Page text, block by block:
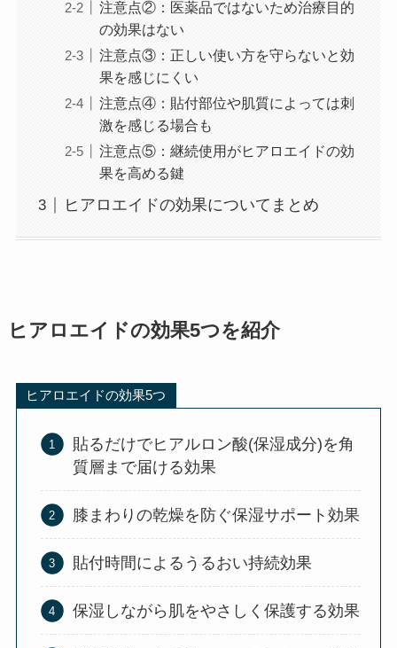
注意点②：医薬品ではないため治療目的
の効果はない
注意点③：正しい使い方を守らないと効
果を感じにくい
注意点④：貼付部位や肌質によっては刺
激を感じる場合も
注意点⑤：継続使用がヒアロエイドの効
果を高める鍵
ヒアロエイドの効果についてまとめ
ヒアロエイドの効果5つを紹介
ヒアロエイドの効果5つ
貼るだけでヒアルロン酸(保湿成分)を角
質層まで届ける効果
膝まわりの乾燥を防ぐ保湿サポート効果
貼付時間によるうるおい持続効果
保湿しながら肌をやさしく保護する効果